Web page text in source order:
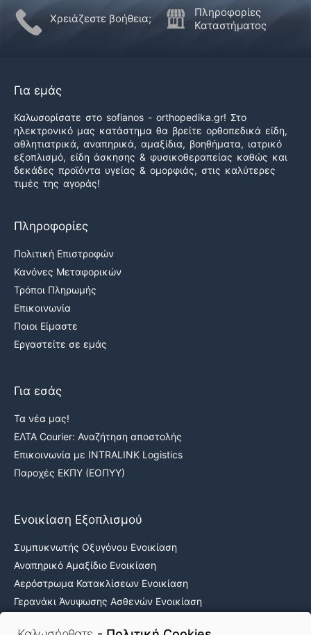
Χρειάζεστε βοήθεια;
Πληροφορίες
Καταστήματος
Για εμάς
Καλωσορίσατε στο sofianos - orthopedika.gr! Στο
ηλεκτρονικό μας κατάστημα θα βρείτε ορθοπεδικά είδη,
αθλητιατρικά, αναπηρικά, αμαξίδια, βοηθήματα, ιατρικό
εξοπλισμό, είδη άσκησης & φυσικοθεραπείας καθώς και
δεκάδες προϊόντα υγείας & ομορφιάς, στις καλύτερες
τιμές της αγοράς!
Πληροφορίες
Πολιτική Επιστροφών
Κανόνες Μεταφορικών
Τρόποι Πληρωμής
Επικοινωνία
Ποιοι Είμαστε
Εργαστείτε σε εμάς
Για εσάς
Τα νέα μας!
ΕΛΤΑ Courier: Αναζήτηση αποστολής
Επικοινωνία με INTRALINK Logistics
Παροχές ΕΚΠΥ (ΕΟΠΥΥ)
Ενοικίαση Εξοπλισμού
Συμπυκνωτής Οξυγόνου Ενοικίαση
Αναπηρικό Αμαξίδιο Ενοικίαση
Αερόστρωμα Κατακλίσεων Ενοικίαση
Γερανάκι Άνυψωσης Ασθενών Ενοικίαση